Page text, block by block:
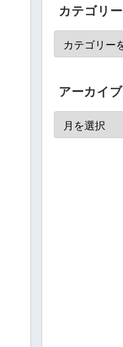
カテゴリー
アーカイブ